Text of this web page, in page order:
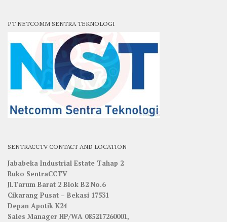
PT NETCOMM SENTRA TEKNOLOGI
SENTRACCTV CONTACT AND LOCATION
Jababeka Industrial Estate Tahap 2
Ruko SentraCCTV
Jl.Tarum Barat 2 Blok B2 No.6
Cikarang Pusat – Bekasi 17531
Depan Apotik K24
Sales Manager HP/WA 085217260001,